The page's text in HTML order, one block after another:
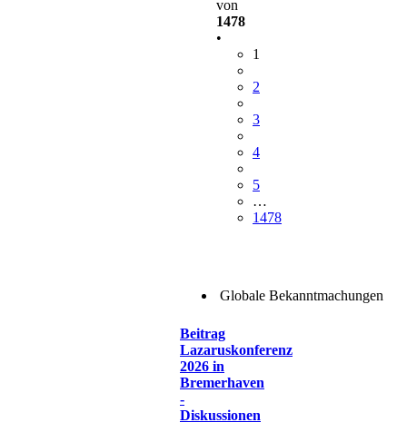
von
1478
•
1
2
3
4
5
…
1478
Globale Bekanntmachungen
Beitrag
Lazaruskonferenz
2026 in
Bremerhaven
-
Diskussionen